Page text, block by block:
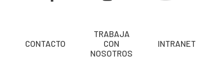
CONTACTO
TRABAJA
CON
NOSOTROS
INTRANET